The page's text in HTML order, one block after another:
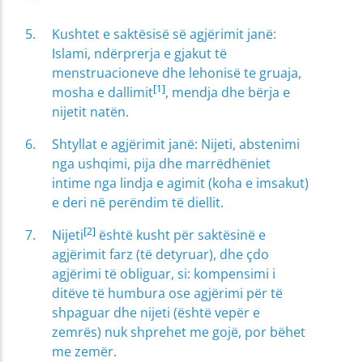
Kushtet e saktësisë së agjërimit janë:
Islami, ndërprerja e gjakut të
menstruacioneve dhe lehonisë te gruaja,
mosha e dallimit[1], mendja dhe bërja e
nijetit natën.
Shtyllat e agjërimit janë: Nijeti, abstenimi
nga ushqimi, pija dhe marrëdhëniet
intime nga lindja e agimit (koha e imsakut)
e deri në perëndim të diellit.
Nijeti[2] është kusht për saktësinë e
agjërimit farz (të detyruar), dhe çdo
agjërimi të obliguar, si: kompensimi i
ditëve të humbura ose agjërimi për të
shpaguar dhe nijeti (është vepër e
zemrës) nuk shprehet me gojë, por bëhet
me zemër.